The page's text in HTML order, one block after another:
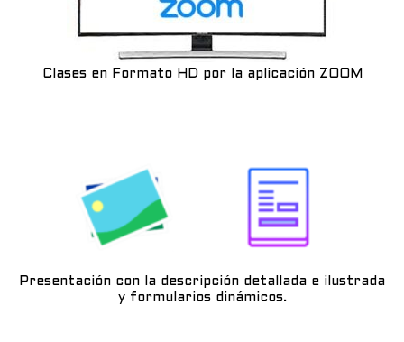
Clases en Formato HD por la aplicación ZOOM
Presentación con la descripción detallada e ilustrada
y formularios dinámicos.